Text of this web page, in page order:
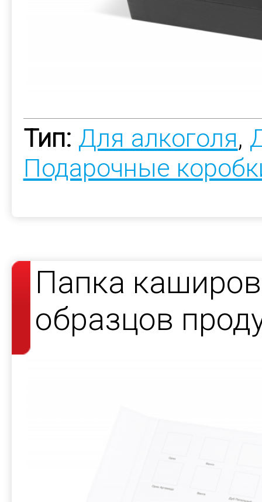
Тип: Для алкоголя,
Подарочные
Папка
образцов